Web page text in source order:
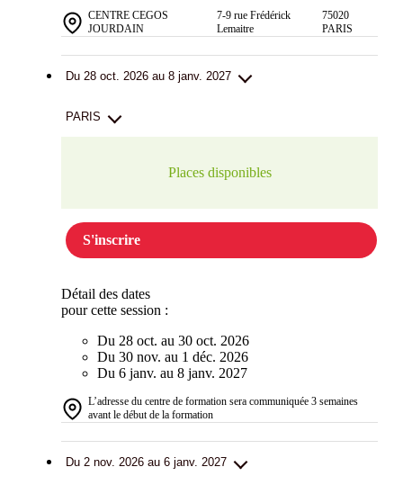
CENTRE CEGOS
JOURDAIN
7-9 rue Frédérick
Lemaitre
75020
PARIS
Du 28 oct. 2026 au 8 janv. 2027
PARIS
Places disponibles
S'inscrire
Détail des dates
pour cette session :
Du 28 oct. au 30 oct. 2026
Du 30 nov. au 1 déc. 2026
Du 6 janv. au 8 janv. 2027
L’adresse du centre de formation sera communiquée 3 semaines
avant le début de la formation
Du 2 nov. 2026 au 6 janv. 2027